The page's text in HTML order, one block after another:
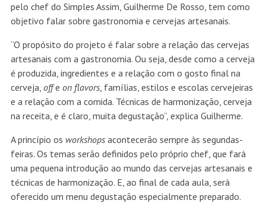
pelo chef do Simples Assim, Guilherme De Rosso, tem como
objetivo falar sobre gastronomia e cervejas artesanais.
“O propósito do projeto é falar sobre a relação das cervejas
artesanais com a gastronomia. Ou seja, desde como a cerveja
é produzida, ingredientes e a relação com o gosto final na
cerveja, offe on flavors, famílias, estilos e escolas cervejeiras
e a relação com a comida. Técnicas de harmonização, cerveja
na receita, e é claro, muita degustação”, explica Guilherme.
A princípio os workshopsacontecerão sempre às segundas-
feiras. Os temas serão definidos pelo próprio chef, que fará
uma pequena introdução ao mundo das cervejas artesanais e
técnicas de harmonização. E, ao final de cada aula, será
oferecido um menu degustação especialmente preparado.